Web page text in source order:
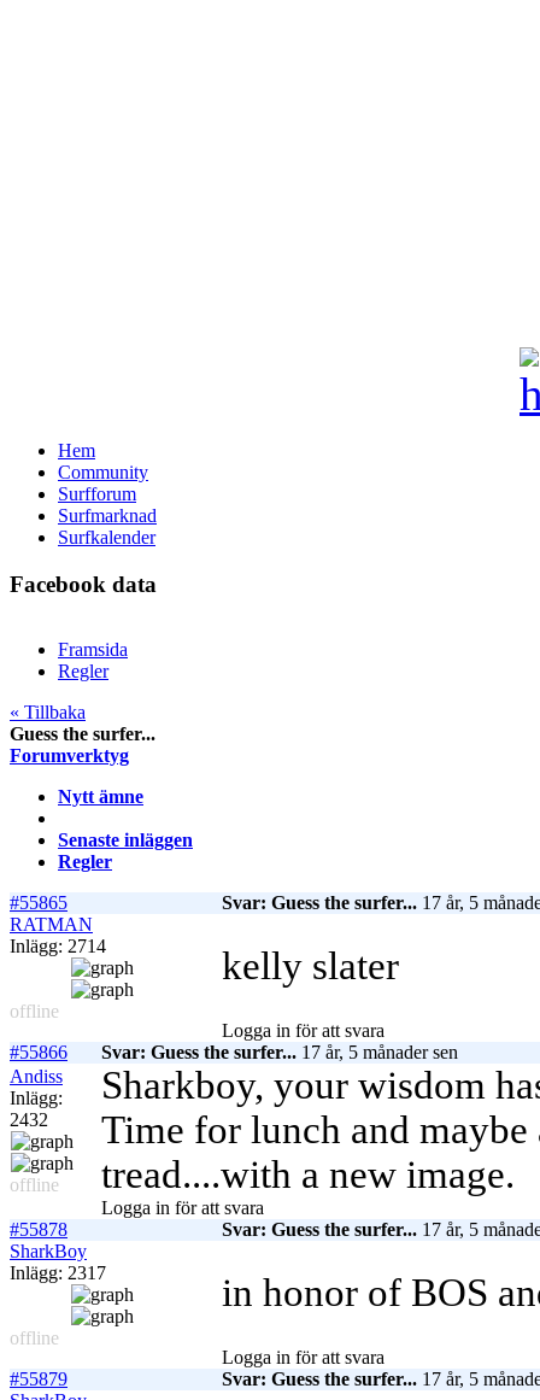
Hem
Community
Surfforum
Surfmarknad
Surfkalender
Facebook data
Framsida
Regler
« Tillbaka
Guess the surfer...
Forumverktyg
Nytt ämne
Senaste inläggen
Regler
#55865
Svar: Guess the surfer... 17 år, 5
RATMAN
Inlägg: 2714
offline
kelly slater
Logga in för att svara
#55866
Svar: Guess the surfer... 17 år, 5 månader sen
Andiss
Inlägg:
2432
offline
Sharkboy, your wisdom
Time for lunch and
tread....with a new image.
Logga in för att svara
#55878
Svar: Guess the surfer... 17 år, 5
SharkBoy
Inlägg: 2317
offline
in honor of BOS
Logga in för att svara
#55879
Svar: Guess the surfer... 17 år, 5